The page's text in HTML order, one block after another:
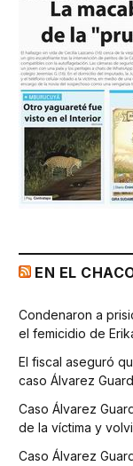
EN EL
Condenaron a
el femicidio de
El fiscal aseguró
caso Álvarez
Caso Álvarez
de la víctima y
Caso Álvarez